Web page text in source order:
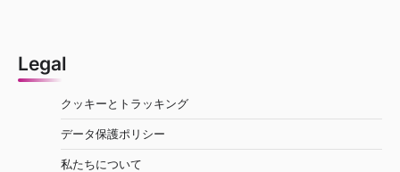
Legal
クッキーとトラッキング
データ保護ポリシー
私たちについて